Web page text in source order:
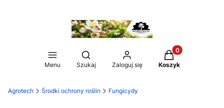
Menu
Otwórz wyszukiwarkę
Szukaj Zaloguj się
Produkty w
Koszyk
Agrotech Środki ochrony roślin Fungicydy